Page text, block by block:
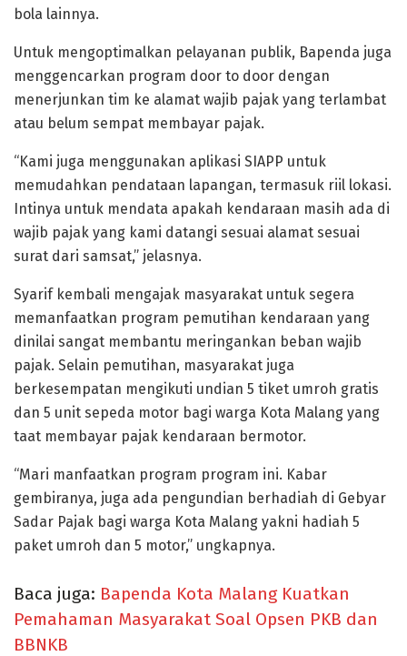
bola lainnya.
Untuk mengoptimalkan pelayanan publik, Bapenda juga
menggencarkan program door to door dengan
menerjunkan tim ke alamat wajib pajak yang terlambat
atau belum sempat membayar pajak.
“Kami juga menggunakan aplikasi SIAPP untuk
memudahkan pendataan lapangan, termasuk riil lokasi.
Intinya untuk mendata apakah kendaraan masih ada di
wajib pajak yang kami datangi sesuai alamat sesuai
surat dari samsat,” jelasnya.
Syarif kembali mengajak masyarakat untuk segera
memanfaatkan program pemutihan kendaraan yang
dinilai sangat membantu meringankan beban wajib
pajak. Selain pemutihan, masyarakat juga
berkesempatan mengikuti undian 5 tiket umroh gratis
dan 5 unit sepeda motor bagi warga Kota Malang yang
taat membayar pajak kendaraan bermotor.
“Mari manfaatkan program program ini. Kabar
gembiranya, juga ada pengundian berhadiah di Gebyar
Sadar Pajak bagi warga Kota Malang yakni hadiah 5
paket umroh dan 5 motor,” ungkapnya.
Baca juga: Bapenda Kota Malang Kuatkan
Pemahaman Masyarakat Soal Opsen PKB dan
BBNKB